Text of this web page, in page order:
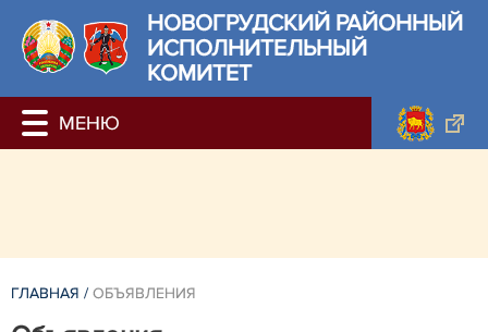
НОВОГРУДСКИЙ РАЙОННЫЙ
ИСПОЛНИТЕЛЬНЫЙ
КОМИТЕТ
ГЛАВНАЯ / ОБЪЯВЛЕНИЯ